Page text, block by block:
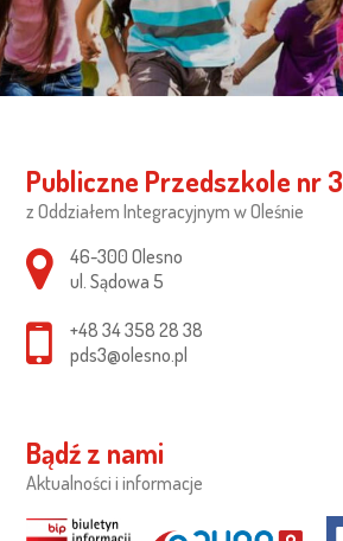
Publiczne Przedszkole nr 3
z Oddziałem Integracyjnym w Oleśnie
Adres pocztowy:
46-300 Olesno
ul. Sądowa 5
+48 34 358 28 38
pds3@olesno.pl
Bądź z nami
Aktualności i informacje